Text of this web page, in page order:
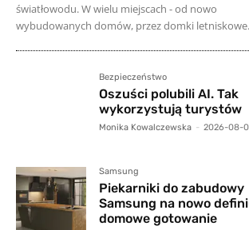
światłowodu. W wielu miejscach - od nowo
wybudowanych domów, przez domki
Bezpieczeństwo
Oszuści polubili AI. Tak
wykorzystują turystów
Monika Kowalczewska - 2026-08-
Samsung
Piekarniki do zabudowy
Samsung na nowo
domowe gotowanie